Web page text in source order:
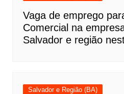
Vaga de emprego
Comercial na
Salvador e região
Salvador e Região (BA)